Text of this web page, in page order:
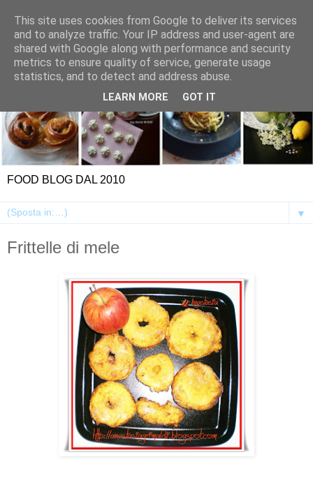
FOOD BLOG DAL 2010
▼
Frittelle di mele
This site uses cookies from Google to deliver its services
and to analyze traffic. Your IP address and user-agent are
shared with Google along with performance and security
metrics to ensure quality of service, generate usage
statistics, and to detect and address abuse.
LEARN MORE GOT IT